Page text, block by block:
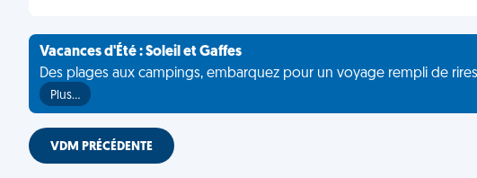
Vacances d'Été : Soleil et Gaffes
Des plages aux campings, embarquez pour un voyage rempli de
Plus…
VDM PRÉCÉDENTE